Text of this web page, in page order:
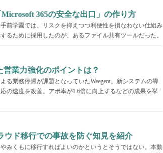
365の安全な出口」の作り方
前学園では、リスクを抑えつつ利便性を損なわない仕組み
るために採用したのが、あるファイル共有ツールだった。
業力強化のポイントは？
業務停滞が課題となっていたWeegent。新システムの導
の速度を改善。アポ率が1.6倍に向上するなどの成果を挙
ウド移行での事故を防ぐ知見を紹介
みくもに移行すればよいのかというとそうではない。本動